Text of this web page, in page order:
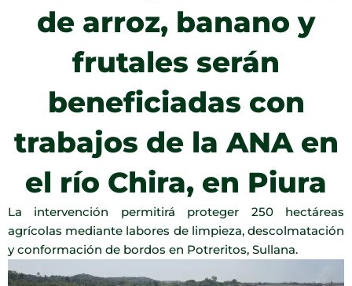
de arroz, banano y
frutales serán
beneficiadas con
trabajos de la ANA en
el río Chira, en Piura
La intervención permitirá proteger 250 hectáreas
agrícolas mediante labores de limpieza, descolmatación
y conformación de bordos en Potreritos, Sullana.